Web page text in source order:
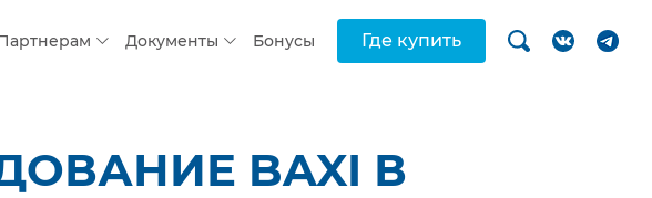
Документы Бонусы Где купить
BAXI В